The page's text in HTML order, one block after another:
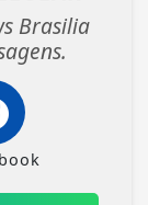
Brasilia